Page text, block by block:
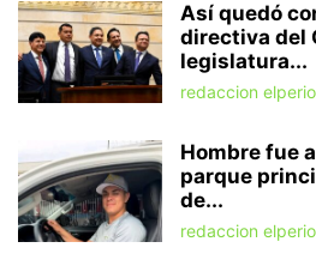
Así quedó
directiva del
legislatura...
redaccion
Hombre fue
parque
de...
redaccion